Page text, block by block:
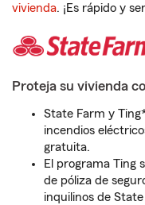
vivienda. ¡Es rápido y
Proteja su vivienda
State Farm y
incendios
gratuita.
El programa Ting
de póliza de
inquilinos de